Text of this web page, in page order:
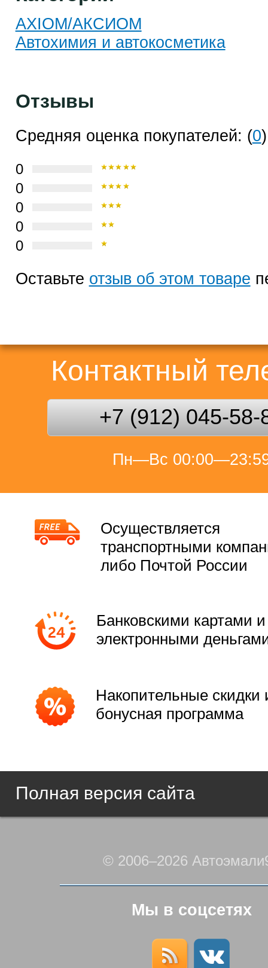
AXIOM/АКСИОМ
Автохимия и автокосметика
Отзывы
Средняя оценка покупателей: (0)
0
0
0
0
0
Оставьте отзыв об этом товаре
Контактный
+7 (912) 045-58-
Пн—Вс
Осуществляется
транспортными
либо Почтой России
Банковскими картами и
электронными
Накопительные скидки
бонусная программа
Полная версия сайта
© 2006–2026
Мы в соцсетях